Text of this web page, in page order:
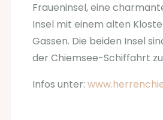
Fraueninsel, eine
Insel mit einem alten
Gassen. Die beiden Insel
der Chiemsee-Schiffahrt
Infos unter: